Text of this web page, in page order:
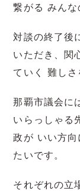
繋がる みんな
対談の終了後
いただき、関
ていく 難しさ
那覇市議会に
いらっしゃる
政が いい方向
たいです。
それぞれの立